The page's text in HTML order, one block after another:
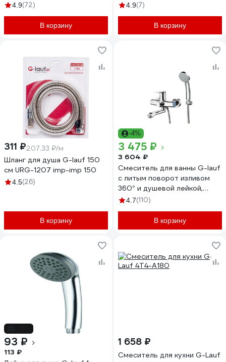
4.9(72)
В корзину
4.9(7)
В корзину
311 ₽207.33 ₽/м
Шланг для душа G-lauf 150
см URG-1207 imp-imp 150
4.5(26)
В корзину
-4%
3 475 ₽
3 604 ₽
Смеситель для ванны G-lauf
с литым поворот изливом
360° и душевой лейкой,
хром GOB3-A134
4.7(110)
В корзину
93 ₽
113 ₽
1 658 ₽
Смеситель для кухни G-Lauf